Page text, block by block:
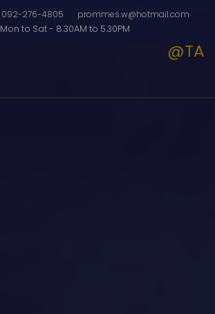
092-276-4805
prommes.w@hotmail.com
Mon to Sat - 8.30AM to 5.30PM
@TA